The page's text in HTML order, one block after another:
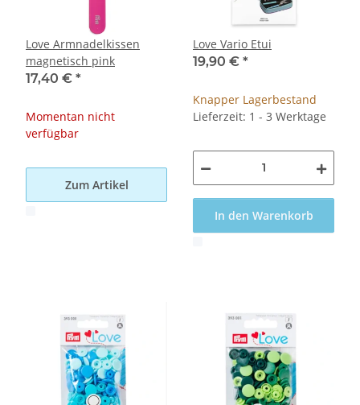
Love Armnadelkissen
magnetisch pink
17,40 € *
Momentan nicht
verfügbar
Zum Artikel
Love Vario Etui
19,90 € *
Knapper Lagerbestand
Lieferzeit: 1 - 3 Werktage
In den Warenkorb